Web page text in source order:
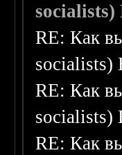
socialists)
RE: Как
socialists)
RE: Как
socialists)
RE: Как